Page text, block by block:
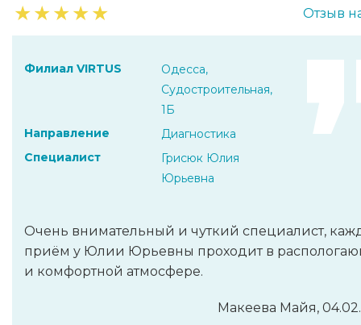
★★★★★ Отзыв
Филиал VIRTUS
Одесса,
Судостроительная,
1Б
Направление
Диагностика
Специалист
Грисюк Юлия
Юрьевна
Очень внимательный и чуткий специалист,
приём у Юлии Юрьевны проходит в
и комфортной атмосфере.
Макеева Майя,